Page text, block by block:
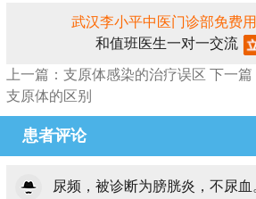
武汉李小平中医门诊部免费
和值班医生一对一交流
上一篇：支原体感染的治疗误区 下一篇
支原体的区别
患者评论
尿频，被诊断为膀胱炎，不尿